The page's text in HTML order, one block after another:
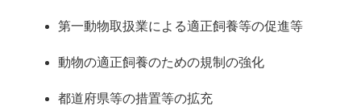
第一動物取扱業による適正飼養等の促進等
動物の適正飼養のための規制の強化
都道府県等の措置等の拡充